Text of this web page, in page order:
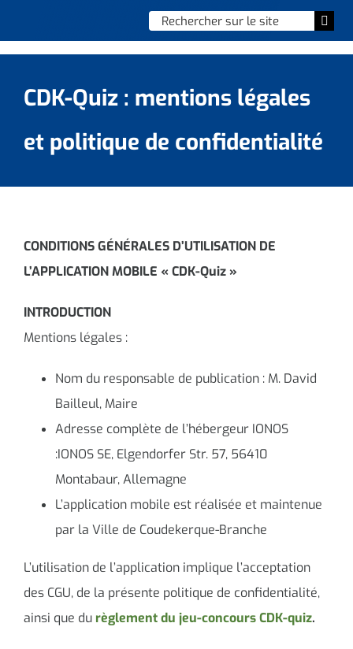
Chercher
:
Vie municipale
Vie quotidienne
Culture et loisirs
Contacter le maire
CDK-Quiz : mentions légales
et politique de confidentialité
CONDITIONS GÉNÉRALES D’UTILISATION DE
L’APPLICATION MOBILE « CDK-Quiz »
INTRODUCTION
Mentions légales :
Nom du responsable de publication : M. David
Bailleul, Maire
Adresse complète de l’hébergeur IONOS
:IONOS SE, Elgendorfer Str. 57, 56410
Montabaur, Allemagne
L’application mobile est réalisée et maintenue
par la Ville de Coudekerque-Branche
L’utilisation de l’application implique l’acceptation
des CGU, de la présente politique de confidentialité,
ainsi que du règlement du jeu-concours CDK-quiz.